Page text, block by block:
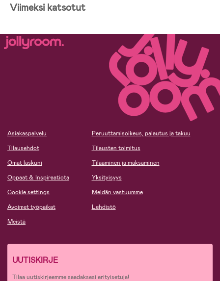
Viimeksi katsotut
Asiakaspalvelu
Tilausehdot
Omat laskuni
Oppaat & Inspiraatiota
Cookie settings
Avoimet työpaikat
Meistä
Peruuttamisoikeus, palautus ja takuu
Tilausten toimitus
Tilaaminen ja maksaminen
Yksityisyys
Meidän vastuumme
Lehdistö
UUTISKIRJE
Tilaa uutiskirjeemme saadaksesi erityisetuja!